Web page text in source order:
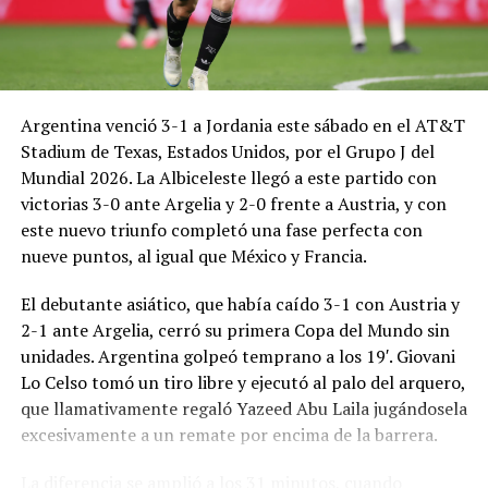
Argentina venció 3-1 a Jordania este sábado en el AT&T
Stadium de Texas, Estados Unidos, por el Grupo J del
Mundial 2026. La Albiceleste llegó a este partido con
victorias 3-0 ante Argelia y 2-0 frente a Austria, y con
este nuevo triunfo completó una fase perfecta con
nueve puntos, al igual que México y Francia.
El debutante asiático, que había caído 3-1 con Austria y
2-1 ante Argelia, cerró su primera Copa del Mundo sin
unidades. Argentina golpeó temprano a los 19′. Giovani
Lo Celso tomó un tiro libre y ejecutó al palo del arquero,
que llamativamente regaló Yazeed Abu Laila jugándosela
excesivamente a un remate por encima de la barrera.